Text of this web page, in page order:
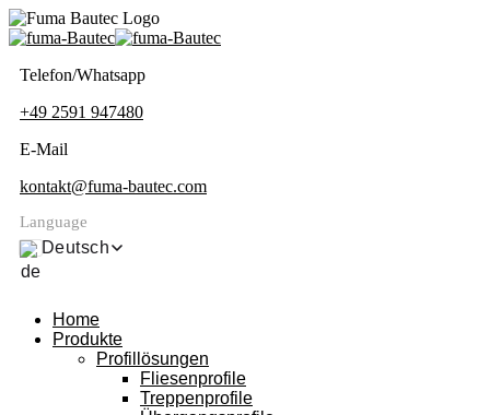
Telefon/Whatsapp
+49 2591 947480
E-Mail
kontakt@fuma-bautec.com
Language
Deutsch
Home
Produkte
Profillösungen
Fliesenprofile
Treppenprofile